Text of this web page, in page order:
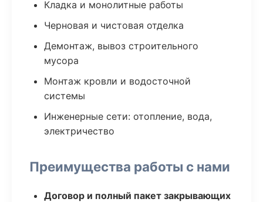
Кладка и монолитные работы
Черновая и чистовая отделка
Демонтаж, вывоз строительного
мусора
Монтаж кровли и водосточной
системы
Инженерные сети: отопление, вода,
электричество
Преимущества работы с нами
Договор и полный пакет закрывающих